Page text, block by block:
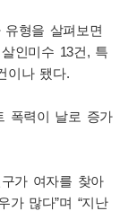
형을 살펴보면
인미수 13건, 특
이나 됐다.
폭력이 날로 증가
가 여자를 찾아
가 많다”며 “지난